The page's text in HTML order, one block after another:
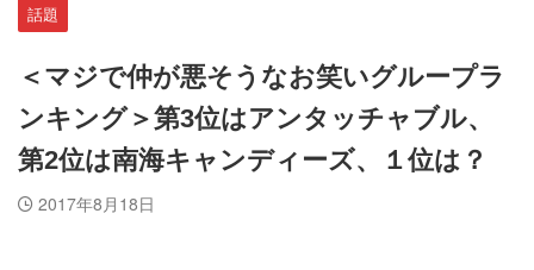
話題
＜マジで仲が悪そうなお笑いグループラ
ンキング＞第3位はアンタッチャブル、
第2位は南海キャンディーズ、１位は？
2017年8月18日